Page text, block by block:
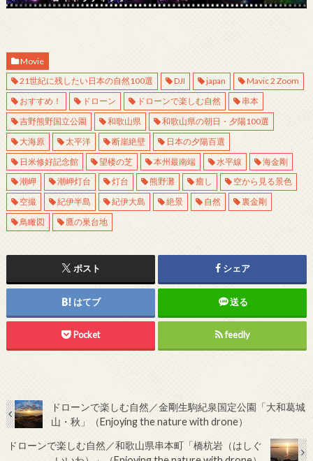
Movie
21世紀に残したい日本の自然100選
DJI japan
Mavic 2 Zoom
おすすめ！
ドローン ドローンで楽しむ自然
串本
吉野熊野国立公園
和歌山県
和歌山県の朝日・夕陽100選
大海原
太平洋 断崖絶壁
日本の夕陽百選
日米修好記念館
望楼の芝 本州最南端 水平線
海金剛
潮岬
潮岬灯台 灯台 熊野灘 癒し
空から見る景色
空撮
紀伊半島 紀伊大島 絶景 自然
裏金剛
鳥瞰図
鷹の巣台地
ポスト シェア
はてブ 送る
Pocket feedly
ドローンで楽しむ自然／金剛生駒紀泉国定公園「大和葛城
山・秋」（Enjoying the nature with drone）
ドローンで楽しむ自然／和歌山県串本町「橋杭岩（はしぐ